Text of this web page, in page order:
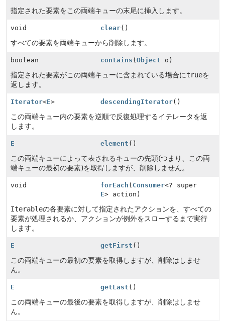
指定された要素をこの両端キューの末尾に挿入します。
void clear()
すべての要素を両端キューから削除します。
boolean contains (Object o)
指定された要素がこの両端キューに含まれている場合にtrueを
返します。
Iterator<E> descendingIterator()
この両端キュー内の要素を逆順で反復処理するイテレータを返
します。
E element ()
この両端キューによって表されるキューの先頭(つまり、この両
端キューの最初の要素)を取得しますが、削除しません。
void forEach ( Consumer<? super
E> action)
Iterableの各要素に対して指定されたアクションを、すべての
要素が処理されるか、アクションが例外をスローするまで実行
します。
E getFirst ()
この両端キューの最初の要素を取得しますが、削除はしませ
ん。
E getLast ()
この両端キューの最後の要素を取得しますが、削除はしませ
ん。